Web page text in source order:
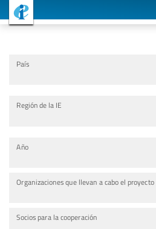
País
Región de la IE
Año
Organizaciones que llevan a cabo el proyecto
Socios para la cooperación